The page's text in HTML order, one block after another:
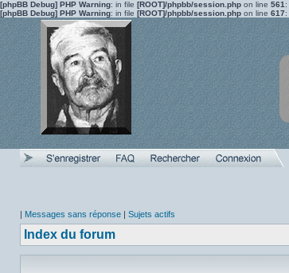
[phpBB Debug] PHP Warning: in file [ROOT]/phpbb/session.php on line 561 :
[phpBB Debug] PHP Warning: in file [ROOT]/phpbb/session.php on line 617:
| Messages sans réponse | Sujets actifs
Index du forum